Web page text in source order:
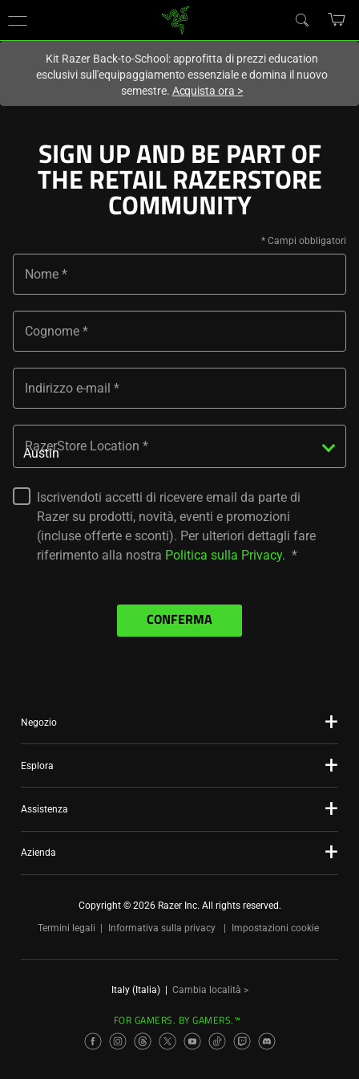
Italy (Italia)
Kit Razer Back-to-School: approfitta di prezzi education
esclusivi sull'equipaggiamento essenziale e domina il nuovo
semestre. Acquista ora >
SIGN UP AND BE PART OF
THE RETAIL RAZERSTORE
COMMUNITY
Nome
Cognome
Indirizzo e-mail
RazerStore Location
Iscrivendoti accetti di ricevere email da parte di
Razer su prodotti, novità, eventi e promozioni
(incluse offerte e sconti). Per ulteriori dettagli fare
riferimento alla nostra Politica sulla Privacy.
CONFERMA
Negozio
Esplora
Assistenza
Azienda
Copyright © 2026 Razer Inc. All rights reserved.
Termini legali
Informativa sulla privacy Impostazioni cookie
Italy (Italia)| Cambia località >
FOR GAMERS. BY GAMERS.™